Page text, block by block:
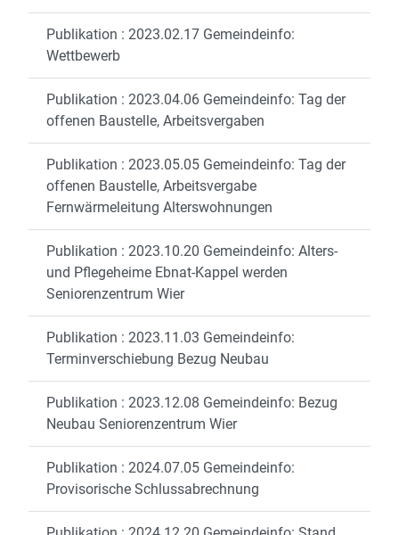
Publikation : 2023.02.17 Gemeindeinfo:
Wettbewerb
Publikation : 2023.04.06 Gemeindeinfo: Tag der
offenen Baustelle, Arbeitsvergaben
Publikation : 2023.05.05 Gemeindeinfo: Tag der
offenen Baustelle, Arbeitsvergabe
Fernwärmeleitung Alterswohnungen
Publikation : 2023.10.20 Gemeindeinfo: Alters-
und Pflegeheime Ebnat-Kappel werden
Seniorenzentrum Wier
Publikation : 2023.11.03 Gemeindeinfo:
Terminverschiebung Bezug Neubau
Publikation : 2023.12.08 Gemeindeinfo: Bezug
Neubau Seniorenzentrum Wier
Publikation : 2024.07.05 Gemeindeinfo:
Provisorische Schlussabrechnung